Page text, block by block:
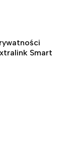
Smart